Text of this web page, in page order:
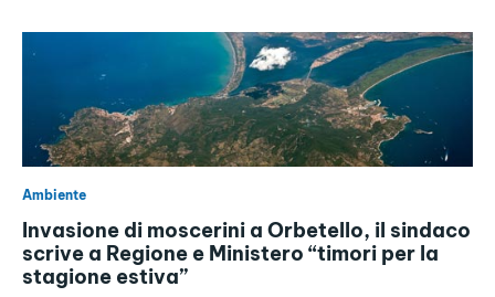
Ambiente
Invasione di moscerini a Orbetello, il sindaco
scrive a Regione e Ministero “timori per la
stagione estiva”